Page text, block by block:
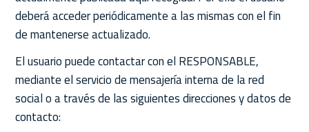
deberá acceder periódicamente a las mismas con el fin
de mantenerse actualizado.
El usuario puede contactar con el RESPONSABLE,
mediante el servicio de mensajería interna de la red
social o a través de las siguientes direcciones y datos de
contacto: